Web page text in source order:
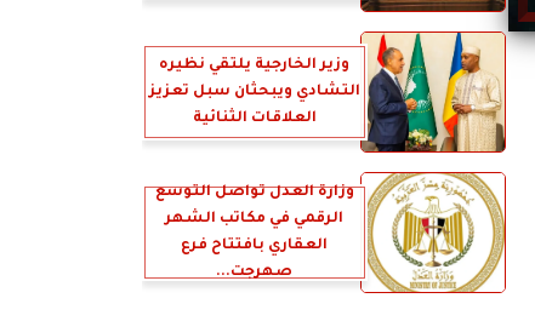
وزير الخارجية يلتقي نظيره
التشادي ويبحثان سبل تعزيز
العلاقات الثنائية
وزارة العدل تُواصل التوسع
الرقمي في مكاتب الشهر
العقاري بافتتاح فرع
صهرجت...